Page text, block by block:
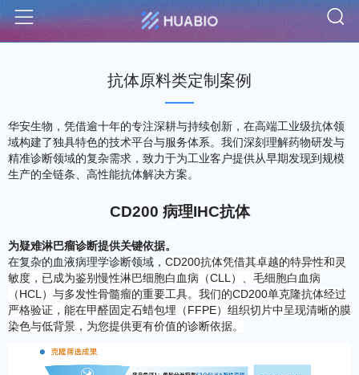
Menu
抗体原料类定制案例
华安生物，凭借逾十年的专注深耕与持续创新，在高端工业级抗体领
域构建了独具特色的技术平台与服务体系。我们深刻理解药物研发与
精准诊断领域的复杂需求，致力于为工业客户提供从早期发现到规模
生产的全链条、高性能抗体解决方案。
CD200 病理IHC抗体
为疑难淋巴瘤诊断提供关键依据。
在复杂的血液病理学诊断领域， CD200抗体凭借其卓越的特异性和灵
敏度，已成为鉴别慢性淋巴细胞白血病（CLL）、毛细胞白血病
（HCL）与多发性骨髓瘤的重要工具。我们的CD200单克隆抗体经过
严格验证，能在甲醛固定石蜡包埋（FFPE）组织切片中呈现清晰的膜
染色与低背景，为您提供更有价值的诊断依据。